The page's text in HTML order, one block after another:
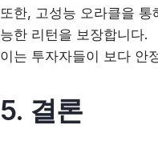
또한, 고성능 오라클을
능한 리턴을 보장합니다.
이는 투자자들이 보다 안
5. 결론